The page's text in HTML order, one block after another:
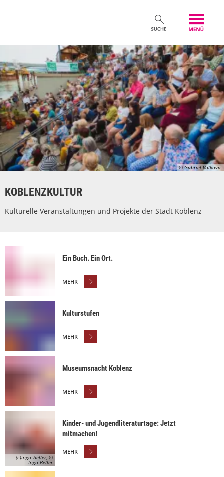
© Gabriel Volkovic
KOBLENZKULTUR
Kulturelle Veranstaltungen und Projekte der Stadt Koblenz
Ein Buch. Ein Ort.
MEHR
Kulturstufen
MEHR
Museumsnacht Koblenz
MEHR
(c)ingo_beller, ©
Ingo Beller
Kinder- und Jugendliteraturtage: Jetzt
mitmachen!
MEHR